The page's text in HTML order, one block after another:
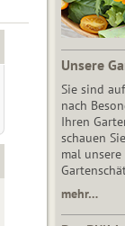
Unsere
Sie sind
nach
Ihren
schauen
mal unsere
mehr…